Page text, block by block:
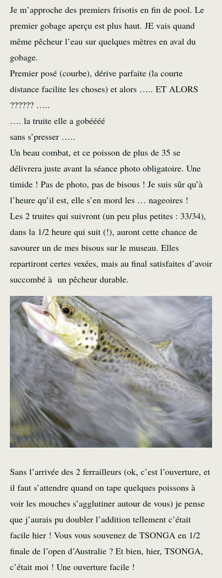
Je m’approche des premiers frisotis en fin de pool. Le
premier gobage aperçu est plus haut. JE vais quand
même pêcheur l’eau sur quelques mètres en aval du
gobage.
Premier posé (courbe), dérive parfaite (la courte
distance facilite les choses) et alors ….. ET ALORS
?????? …..
…. la truite elle a gobéééé
sans s’presser …..
Un beau combat, et ce poisson de plus de 35 se
délivrera juste avant la séance photo obligatoire. Une
timide ! Pas de photo, pas de bisous ! Je suis sûr qu’à
l’heure qu’il est, elle s’en mord les … nageoires !
Les 2 truites qui suivront (un peu plus petites : 33/34),
dans la 1/2 heure qui suit (!), auront cette chance de
savourer un de mes bisous sur le museau. Elles
repartiront certes vexées, mais au final satisfaites d’avoir
succombé à un pêcheur durable.
Sans l’arrivée des 2 ferrailleurs (ok, c’est l’ouverture, et
il faut s’attendre quand on tape quelques poissons à
voir les mouches s’agglutiner autour de vous) je pense
que j’aurais pu doubler l’addition tellement c’était
facile hier ! Vous vous souvenez de TSONGA en 1/2
finale de l’open d’Australie ? Et bien, hier, TSONGA,
c’était moi ! Une ouverture facile !